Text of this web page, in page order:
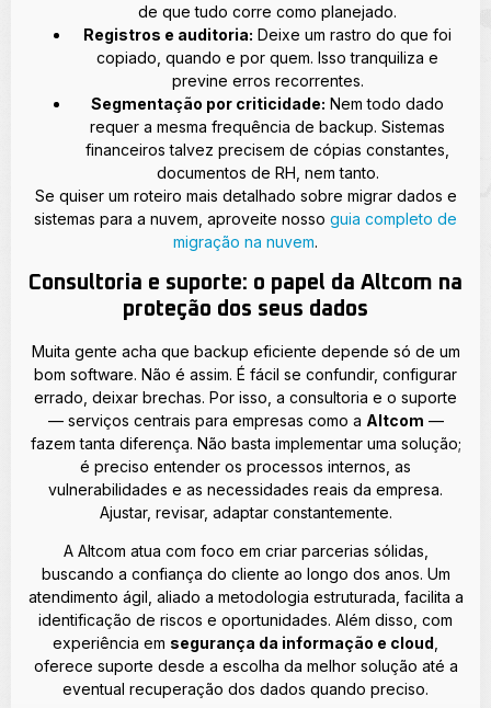
de que tudo corre como planejado.
Registros e auditoria: Deixe um rastro do que foi
copiado, quando e por quem. Isso tranquiliza e
previne erros recorrentes.
Segmentação por criticidade: Nem todo dado
requer a mesma frequência de backup. Sistemas
financeiros talvez precisem de cópias constantes,
documentos de RH, nem tanto.
Se quiser um roteiro mais detalhado sobre migrar dados e
sistemas para a nuvem, aproveite nosso guia completo de
migração na nuvem.
Consultoria e suporte: o papel da Altcom na
proteção dos seus dados
Muita gente acha que backup eficiente depende só de um
bom software. Não é assim. É fácil se confundir, configurar
errado, deixar brechas. Por isso, a consultoria e o suporte
— serviços centrais para empresas como a Altcom —
fazem tanta diferença. Não basta implementar uma solução;
é preciso entender os processos internos, as
vulnerabilidades e as necessidades reais da empresa.
Ajustar, revisar, adaptar constantemente.
A Altcom atua com foco em criar parcerias sólidas,
buscando a confiança do cliente ao longo dos anos. Um
atendimento ágil, aliado a metodologia estruturada, facilita a
identificação de riscos e oportunidades. Além disso, com
experiência em segurança da informação e cloud
oferece suporte desde a escolha da melhor solução até a
eventual recuperação dos dados quando preciso.